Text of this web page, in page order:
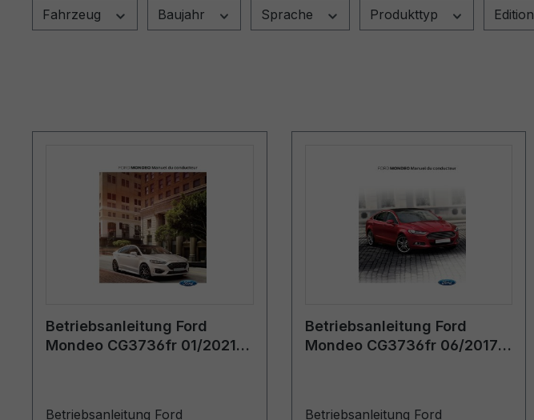
Fahrzeug Baujahr Sprache Produkttyp Edition
Betriebsanleitung Ford
Mondeo CG3736fr 01/2021 -
Betriebsanleitung Ford
Betriebsanleitung Ford
Mondeo CG3736fr 06/2017 -
Betriebsanleitung Ford